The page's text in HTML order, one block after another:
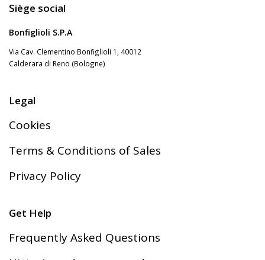
Siège social
Bonfiglioli S.P.A
Via Cav. Clementino Bonfiglioli 1, 40012
Calderara di Reno (Bologne)
Legal
Cookies
Terms & Conditions of Sales
Privacy Policy
Get Help
Frequently Asked Questions